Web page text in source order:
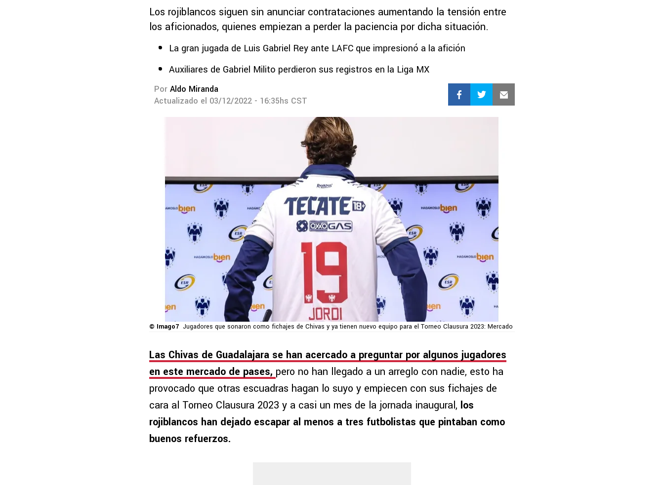
Los rojiblancos siguen sin anunciar contrataciones aumentando la tensión entre
los aficionados, quienes empiezan a perder la paciencia por dicha situación.
La gran jugada de Luis Gabriel Rey ante LAFC que impresionó a la afición
Auxiliares de Gabriel Milito perdieron sus registros en la Liga MX
Por Aldo Miranda
Actualizado el 03/12/2022 - 16:35hs CST
© Imago7 Jugadores que sonaron como fichajes de Chivas y ya tienen nuevo equipo para el Torneo Clausura 2023: Mercado
Las Chivas de Guadalajara se han acercado a preguntar por algunos jugadores
en este mercado de pases, pero no han llegado a un arreglo con nadie, esto ha
provocado que otras escuadras hagan lo suyo y empiecen con sus fichajes de
cara al Torneo Clausura 2023 y a casi un mes de la jornada inaugural, los
rojiblancos han dejado escapar al menos a tres futbolistas que pintaban como
buenos refuerzos.